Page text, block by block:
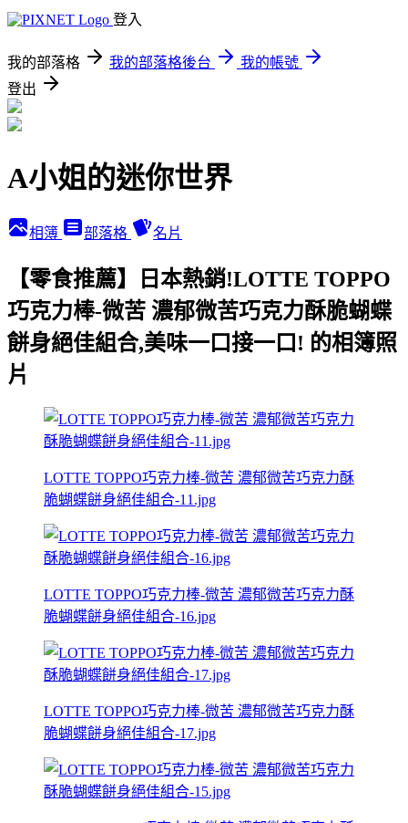
登入
我的部落格 我的部落格後台
我的帳號
登出
A小姐的迷你世界
相簿 部落格 名片
【零食推薦】日本熱銷!LOTTE TOPPO
巧克力棒-微苦 濃郁微苦巧克力酥脆蝴蝶
餅身絕佳組合,美味一口接一口! 的相簿照
片
LOTTE TOPPO巧克力棒-微苦 濃郁微苦巧克力酥
脆蝴蝶餅身絕佳組合-11.jpg
LOTTE TOPPO巧克力棒-微苦 濃郁微苦巧克力酥
脆蝴蝶餅身絕佳組合-16.jpg
LOTTE TOPPO巧克力棒-微苦 濃郁微苦巧克力酥
脆蝴蝶餅身絕佳組合-17.jpg